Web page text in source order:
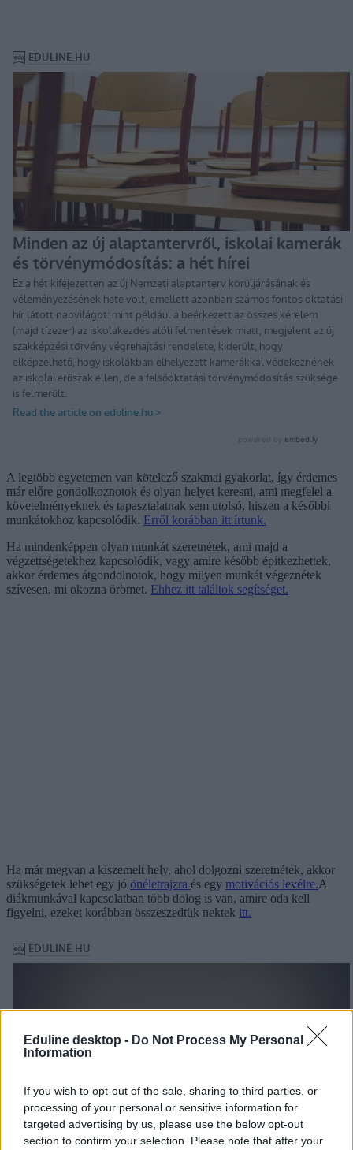
Eduline desktop - Do Not Process My Personal
Information
If you wish to opt-out of the sale, sharing to third parties, or
processing of your personal or sensitive information for
targeted advertising by us, please use the below opt-out
section to confirm your selection. Please note that after your
A legtöbb egyetemen van kötelező szakmai gyakorlat, így érdemes
már előre gondolkoznotok és olyan helyet keresni, ami megfelel a
követelményeknek és tapasztalatnak sem utolsó, hiszen a későbbi
munkátokhoz kapcsolódik. Erről korábban itt írtunk.
Ha mindenképpen olyan munkát szeretnétek, ami majd a
végzettségetekhez kapcsolódik, vagy amire később építkezhettek,
akkor érdemes átgondolnotok, hogy milyen munkát végeznétek
szívesen, mi okozna örömet. Ehhez itt találtok segítséget.
Ha már megvan a kiszemelt hely, ahol dolgozni szeretnétek, akkor
szükségetek lehet egy jó önéletrajzra és egy motivációs levélre.A
diákmunkával kapcsolatban több dolog is van, amire oda kell
figyelni, ezeket korábban összeszedtük nektek itt.